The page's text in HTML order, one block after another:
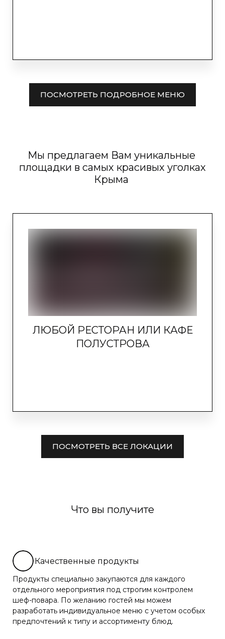
ПОСМОТРЕТЬ ПОДРОБНОЕ МЕНЮ
Мы предлагаем Вам уникальные
площадки в самых красивых уголках
Крыма
ЛЮБОЙ РЕСТОРАН ИЛИ КАФЕ
ПОЛУСТРОВА
ПОСМОТРЕТЬ ВСЕ ЛОКАЦИИ
Что вы получите
Качественные продукты
Продукты специально закупаются для каждого
отдельного мероприятия под строгим контролем
шеф-повара. По желанию гостей мы можем
разработать индивидуальное меню с учетом особых
предпочтений к типу и ассортименту блюд.